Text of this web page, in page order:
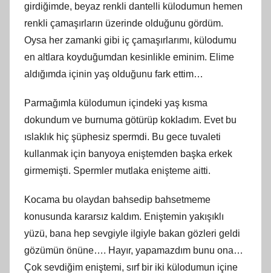
girdiğimde, beyaz renkli dantelli külodumun hemen
renkli çamaşırların üzerinde olduğunu gördüm.
Oysa her zamanki gibi iç çamaşırlarımı, külodumu
en altlara koyduğumdan kesinlikle eminim. Elime
aldığımda içinin yaş olduğunu fark ettim…
Parmağımla külodumun içindeki yaş kısma
dokundum ve burnuma götürüp kokladım. Evet bu
ıslaklık hiç şüphesiz spermdi. Bu gece tuvaleti
kullanmak için banyoya eniştemden başka erkek
girmemişti. Spermler mutlaka enişteme aitti.
Kocama bu olaydan bahsedip bahsetmeme
konusunda kararsız kaldım. Eniştemin yakışıklı
yüzü, bana hep sevgiyle ilgiyle bakan gözleri geldi
gözümün önüne…. Hayır, yapamazdım bunu ona…
Çok sevdiğim eniştemi, sırf bir iki külodumun içine